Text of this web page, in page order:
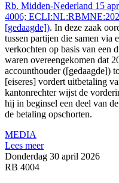
Rb. Midden-Nederland 15
4006;
[gedaagde]). In deze zaak
tussen partijen die samen via
verkochten op basis van een
waren overeengekomen dat
accounthouder ([gedaagde])
[eiseres] vordert uitbetaling
kantonrechter wijst de
hij in beginsel een deel van
de betaling opschorten.
MEDIA
Lees meer
Donderdag 30 april 2026
RB 4004